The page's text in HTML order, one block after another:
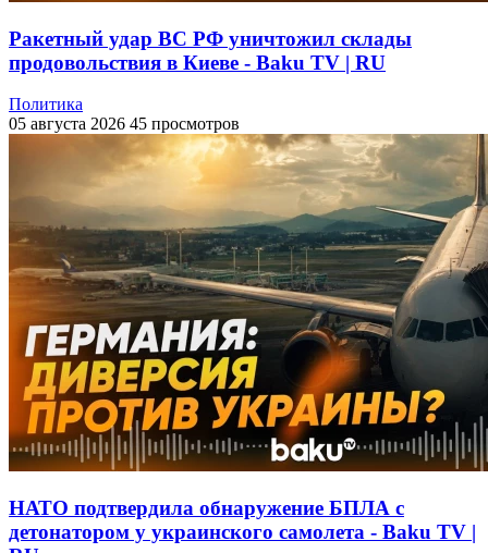
Ракетный удар ВС РФ уничтожил склады
продовольствия в Киеве - Baku TV | RU
Политика
05 августа 2026 45 просмотров
НАТО подтвердила обнаружение БПЛА с
детонатором у украинского самолета - Baku TV |